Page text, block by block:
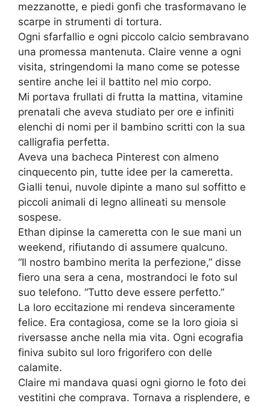
mezzanotte, e piedi gonfi che trasformavano le
scarpe in strumenti di tortura.
Ogni sfarfallio e ogni piccolo calcio sembravano
una promessa mantenuta. Claire venne a ogni
visita, stringendomi la mano come se potesse
sentire anche lei il battito nel mio corpo.
Mi portava frullati di frutta la mattina, vitamine
prenatali che aveva studiato per ore e infiniti
elenchi di nomi per il bambino scritti con la sua
calligrafia perfetta.
Aveva una bacheca Pinterest con almeno
cinquecento pin, tutte idee per la cameretta.
Gialli tenui, nuvole dipinte a mano sul soffitto e
piccoli animali di legno allineati su mensole
sospese.
Ethan dipinse la cameretta con le sue mani un
weekend, rifiutando di assumere qualcuno.
“Il nostro bambino merita la perfezione,” disse
fiero una sera a cena, mostrandoci le foto sul
suo telefono. “Tutto deve essere perfetto.”
La loro eccitazione mi rendeva sinceramente
felice. Era contagiosa, come se la loro gioia si
riversasse anche nella mia vita. Ogni ecografia
finiva subito sul loro frigorifero con delle
calamite.
Claire mi mandava quasi ogni giorno le foto dei
vestitini che comprava. Tornava a risplendere, e